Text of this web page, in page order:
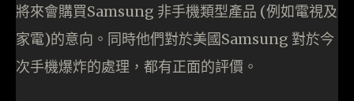
將來會購買Samsung 非手機類型產品 (例如電視及
家電)的意向。同時他們對於美國Samsung 對於今
次手機爆炸的處理，都有正面的評價。